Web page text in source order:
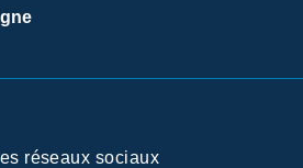
réseaux sociaux